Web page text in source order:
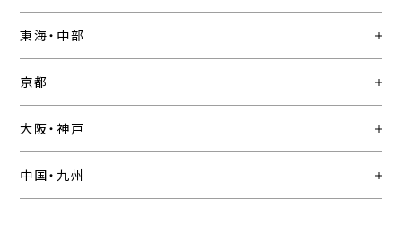
東海・中部
京都
大阪・神戸
中国・九州